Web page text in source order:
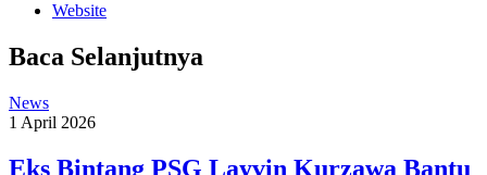
Website
Baca Selanjutnya
News
1 April 2026
Eks Bintang PSG Layvin Kurzawa Bantu